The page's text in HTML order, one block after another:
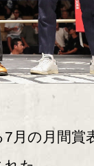
月の月間賞